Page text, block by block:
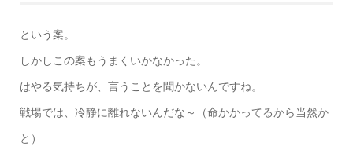
という案。
しかしこの案もうまくいかなかった。
はやる気持ちが、言うことを聞かないんですね。
戦場では、冷静に離れないんだな～（命かかってるから当然か
と）